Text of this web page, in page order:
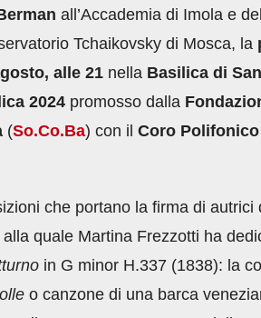
all’Accademia di Imola e
Tchaikovsky di Mosca, la
alle 21 nella Basilica di
2024 promosso dalla
(So.Co.Ba) con il Coro
che portano la firma di autrici
alla quale Martina Frezzotti ha
in G minor H.337 (1838): la
o canzone di una barca